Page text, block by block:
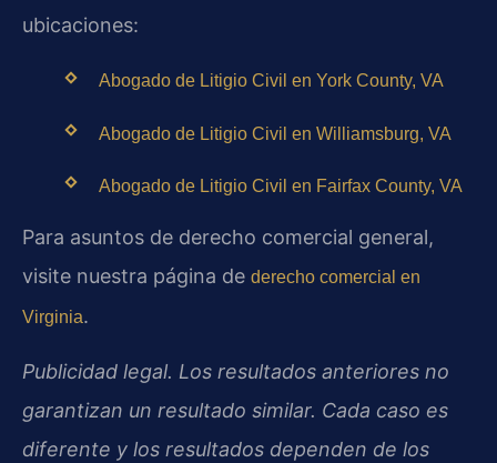
ubicaciones:
Abogado de Litigio Civil en York County, VA
Abogado de Litigio Civil en Williamsburg, VA
Abogado de Litigio Civil en Fairfax County, VA
Para asuntos de derecho comercial general,
visite nuestra página de derecho comercial en
Virginia.
Publicidad legal. Los resultados anteriores no
garantizan un resultado similar. Cada caso es
diferente y los resultados dependen de los